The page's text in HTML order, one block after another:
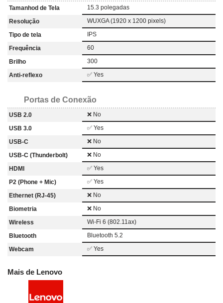
Tamanhod de Tela
15.3 polegadas
Resolução
WUXGA (1920 x 1200 pixels)
Tipo de tela
IPS
Frequência
60
Brilho
300
Anti-reflexo
✅ Yes
Portas de Conexão
USB 2.0
❌ No
USB 3.0
✅ Yes
USB-C
❌ No
USB-C (Thunderbolt)
❌ No
HDMI
✅ Yes
P2 (Phone + Mic)
✅ Yes
Ethernet (RJ-45)
❌ No
Biometria
❌ No
Wireless
Wi-Fi 6 (802.11ax)
Bluetooth
Bluetooth 5.2
Webcam
✅ Yes
Mais de Lenovo